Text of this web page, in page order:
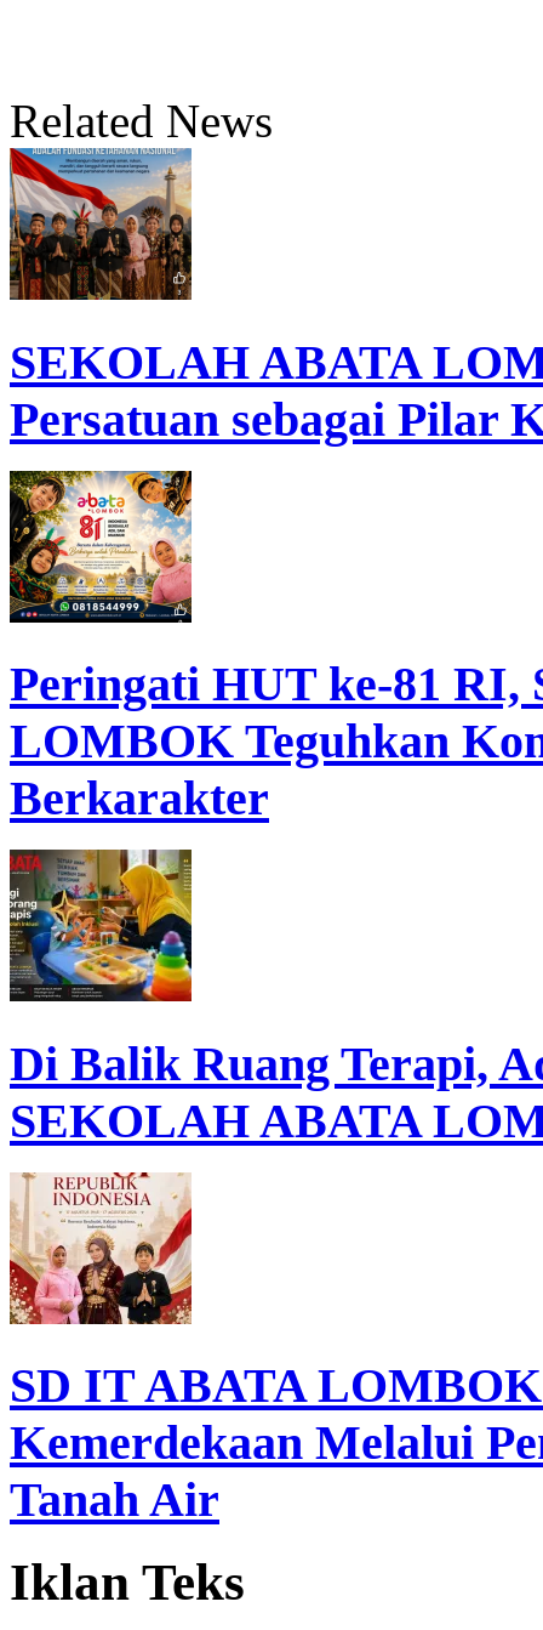
Related News
SEKOLAH ABATA
Persatuan sebagai Pilar
Peringati HUT ke-81
LOMBOK Teguhkan
Berkarakter
Di Balik Ruang Terapi,
SEKOLAH ABATA
SD IT ABATA
Kemerdekaan Melalui
Tanah Air
Iklan Teks